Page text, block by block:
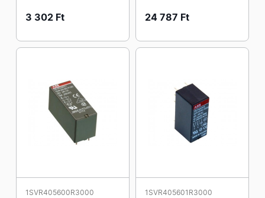
3 302 Ft 24 787 Ft
1SVR405600R3000
1SVR405601R3000